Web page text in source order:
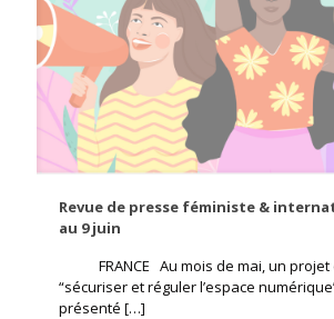
Revue de presse féministe &
au 9 juin
FRANCE Au mois de mai, un projet
“sécuriser et réguler l’espace
présenté […]